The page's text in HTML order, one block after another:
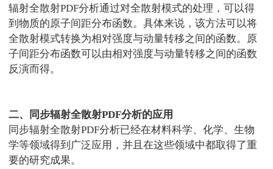
辐射全散射PDF分析通过对全散射模式的处理，可以得
到物质的原子间距分布函数。具体来说，该方法可以将
全散射模式转换为相对强度与动量转移之间的函数。原
子间距分布函数可以由相对强度与动量转移之间的函数
反演而得。
二、同步辐射全散射PDF分析的应用
同步辐射全散射PDF分析已经在材料科学、化学、生物
学等领域得到广泛应用，并且在这些领域中都取得了重
要的研究成果。